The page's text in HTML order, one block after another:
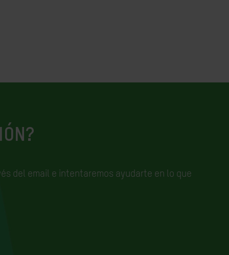
del email e intentaremos ayudarte en lo que